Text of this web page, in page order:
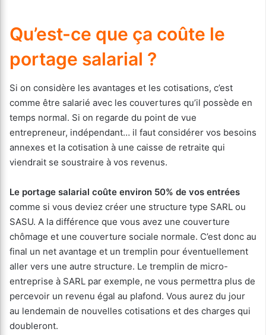
Qu’est-ce que ça coûte le
portage salarial ?
Si on considère les avantages et les cotisations, c’est
comme être salarié avec les couvertures qu’il possède en
temps normal. Si on regarde du point de vue
entrepreneur, indépendant… il faut considérer vos besoins
annexes et la cotisation à une caisse de retraite qui
viendrait se soustraire à vos revenus.
Le portage salarial coûte environ 50% de vos entrées
comme si vous deviez créer une structure type SARL ou
SASU. A la différence que vous avez une couverture
chômage et une couverture sociale normale. C’est donc au
final un net avantage et un tremplin pour éventuellement
aller vers une autre structure. Le tremplin de micro-
entreprise à SARL par exemple, ne vous permettra plus de
percevoir un revenu égal au plafond. Vous aurez du jour
au lendemain de nouvelles cotisations et des charges qui
doubleront.